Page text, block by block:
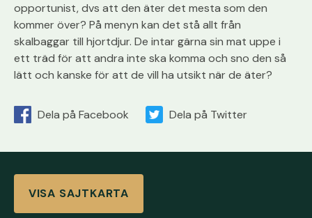
opportunist, dvs att den äter det mesta som den
kommer över? På menyn kan det stå allt från
skalbaggar till hjortdjur. De intar gärna sin mat uppe i
ett träd för att andra inte ska komma och sno den så
lätt och kanske för att de vill ha utsikt när de äter?
Dela på Facebook Dela på Twitter
VISA SAJTKARTA